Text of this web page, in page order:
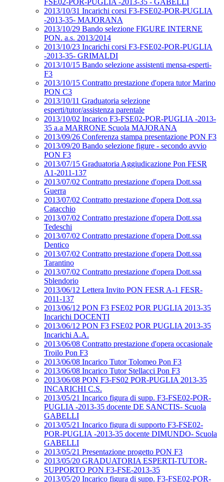
FSE02-POR-PUGLIA -2013-35 - GABELLI
2013/10/31 Incarichi corsi F3-FSE02-POR-PUGLIA
-2013-35- MAJORANA
2013/10/29 Bando selezione FIGURE INTERNE
PON. a.s. 2013/2014
2013/10/23 Incarichi corsi F3-FSE02-POR-PUGLIA
-2013-35- GRIMALDI
2013/10/15 Bando selezione assistenti mensa-esperti-
F3
2013/10/15 Contratto prestazione d'opera tutor Marino
PON C3
2013/10/11 Graduatoria selezione
esperti/tutor/assistenza parentale
2013/10/02 Incarico F3-FSE02-POR-PUGLIA -2013-
35 a.a MARRONE Scuola MAJORANA
2013/09/26 Conferenza stampa presentazione PON F3
2013/09/20 Bando selezione figure - secondo avvio
PON F3
2013/07/15 Graduatoria Aggiudicazione Pon FESR
A1-2011-137
2013/07/02 Contratto prestazione d'opera Dott.ssa
Guerra
2013/07/02 Contratto prestazione d'opera Dott.ssa
Catacchio
2013/07/02 Contratto prestazione d'opera Dott.ssa
Tedeschi
2013/07/02 Contratto prestazione d'opera Dott.ssa
Dentico
2013/07/02 Contratto prestazione d'opera Dott.ssa
Tarantino
2013/07/02 Contratto prestazione d'opera Dott.ssa
Sblendorio
2013/06/12 Lettera Invito PON FESR A-1 FESR-
2011-137
2013/06/12 PON F3 FSE02 POR PUGLIA 2013-35
Incarichi DOCENTI
2013/06/12 PON F3 FSE02 POR PUGLIA 2013-35
Incarichi A.A.
2013/06/08 Contratto prestazione d'opera occasionale
Troilo Pon F3
2013/06/08 Incarico Tutor Tolomeo Pon F3
2013/06/08 Incarico Tutor Stellacci Pon F3
2013/06/08 PON F3-FS02 POR-PUGLIA 2013-35
INCARICHI C.S.
2013/05/21 Incarico figura di supp. F3-FSE02-POR-
PUGLIA -2013-35 docente DE SANCTIS- Scuola
GABELLI
2013/05/21 Incarico figura di supporto F3-FSE02-
POR-PUGLIA -2013-35 docente DIMUNDO- Scuola
GABELLI
2013/05/21 Presentazione progetto PON F3
2013/05/20 GRADUATORIA ESPERTI-TUTOR-
SUPPORTO PON F3-FSE-2013-35
2013/05/20 Incarico figura di supp. F3-FSE02-POR-